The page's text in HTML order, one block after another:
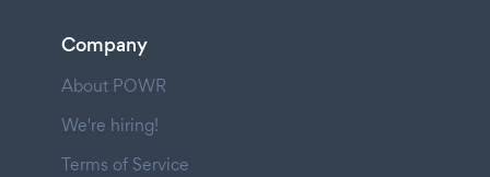
Company
About POWR
We're hiring!
Terms of Service